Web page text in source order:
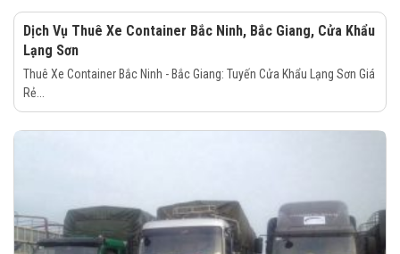
Dịch Vụ Thuê Xe Container Bắc Ninh, Bắc Giang, Cửa Khẩu
Lạng Sơn
Thuê Xe Container Bắc Ninh - Bắc Giang: Tuyến Cửa Khẩu Lạng Sơn Giá
Rẻ...